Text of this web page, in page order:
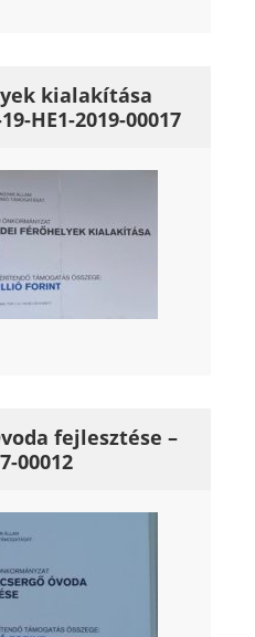
kialakítása
HE1-2019-00017
fejlesztése –
00012